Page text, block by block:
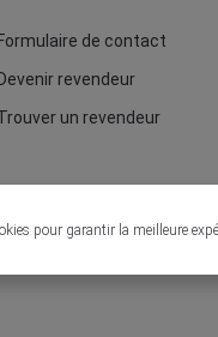
Formulaire de contact
Devenir revendeur
un revendeur
pour garantir la meilleure